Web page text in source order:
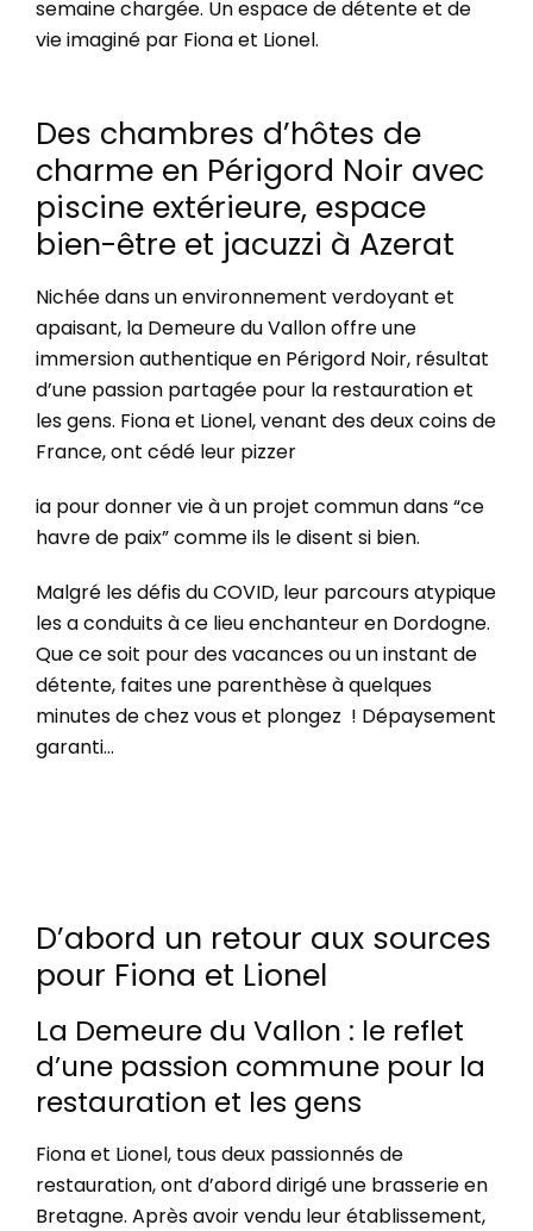
semaine chargée. Un espace de détente et de
vie imaginé par Fiona et Lionel.
Des chambres d’hôtes de
charme en Périgord Noir avec
piscine extérieure, espace
bien-être et jacuzzi à Azerat
Nichée dans un environnement verdoyant et
apaisant, la Demeure du Vallon offre une
immersion authentique en Périgord Noir, résultat
d’une passion partagée pour la restauration et
les gens. Fiona et Lionel, venant des deux coins de
France, ont cédé leur pizzer
ia pour donner vie à un projet commun dans “ce
havre de paix” comme ils le disent si bien.
Malgré les défis du COVID, leur parcours atypique
les a conduits à ce lieu enchanteur en Dordogne.
Que ce soit pour des vacances ou un instant de
détente, faites une parenthèse à quelques
minutes de chez vous et plongez ! Dépaysement
garanti…
D’abord un retour aux sources
pour Fiona et Lionel
La Demeure du Vallon : le reflet
d’une passion commune pour la
restauration et les gens
Fiona et Lionel, tous deux passionnés de
restauration, ont d’abord dirigé une brasserie en
Bretagne. Après avoir vendu leur établissement,